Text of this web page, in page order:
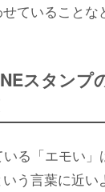
ていることな
スタンプ
る「エモい」
う言葉に近い